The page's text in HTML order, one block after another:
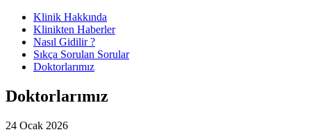
Klinik Hakkında
Klinikten Haberler
Nasıl Gidilir ?
Sıkça Sorulan Sorular
Doktorlarımız
Doktorlarımız
24 Ocak 2026